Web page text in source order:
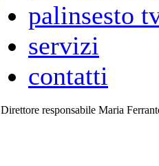
palinsesto
servizi
contatti
Direttore responsabile Maria